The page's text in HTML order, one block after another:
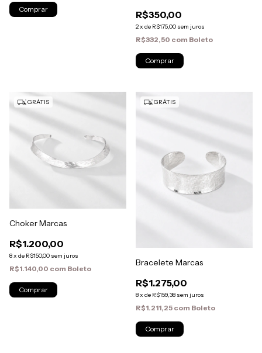
R$350,00
2x de R$175,00 sem juros
R$332,50 com Boleto
GRÁTIS
Choker Marcas
R$1.200,00
8x de R$150,00 sem juros
R$1.140,00 com Boleto
GRÁTIS
Bracelete Marcas
R$1.275,00
8x de R$159,38 sem juros
R$1.211,25 com Boleto